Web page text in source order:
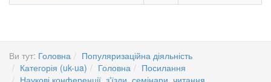
Ви тут: Головна
Популяризаційна діяльність
Категорія (uk-ua)
Головна
Посилання
Наукові конференції, з'їзди, семінари, читання